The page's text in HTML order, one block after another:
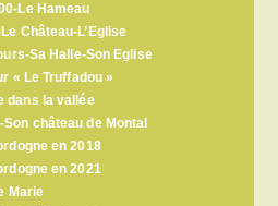
Le Hameau
Château-L’Eglise
Sa Halle-Son Eglise
« Le Truffadou »
dans la vallée
Son château de Montal
en 2018
en 2021
Marie